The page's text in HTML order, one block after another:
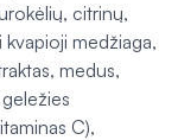
citrinų,
medžiaga,
medus,
C),